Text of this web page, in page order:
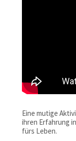
Eine mutige
ihren Erfahrung
fürs Leben.